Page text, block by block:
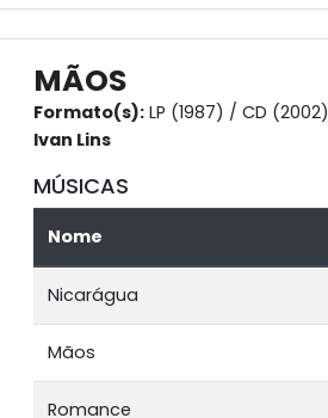
MÃOS
Formato(s): LP (1987) / CD (2002)
Ivan Lins
MÚSICAS
Nome
Nicarágua
Mãos
Romance